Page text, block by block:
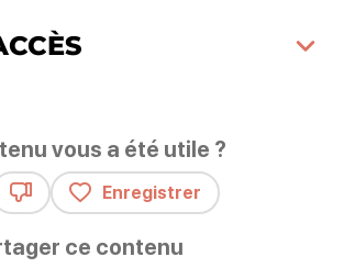
vous a été utile ?
Enregistrer
ce contenu